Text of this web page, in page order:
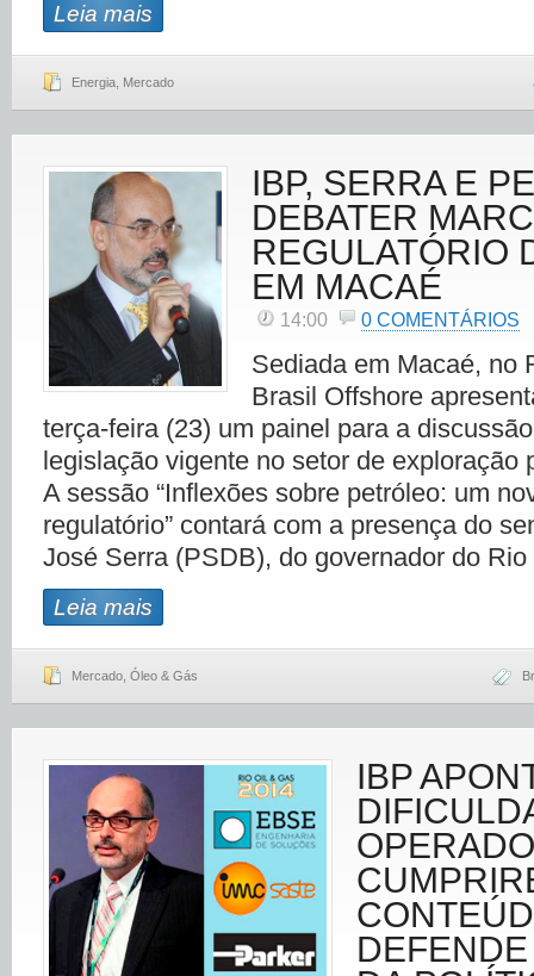
Leia mais
Energia Mercado
IBP, SERRA E
DEBATER
REGULATÓRIO
EM MACAÉ
14:00 0 COMENTÁRIOS
Sediada em Macaé, no
Brasil Offshore
terça-feira (23) um painel para a
legislação vigente no setor de exploração
A sessão “Inflexões sobre petróleo: um
regulatório” contará com a presença do
José Serra (PSDB), do governador do
Leia mais
Mercado Óleo & Gás
IBP